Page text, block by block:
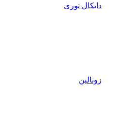
دایکال نوری
زونالین